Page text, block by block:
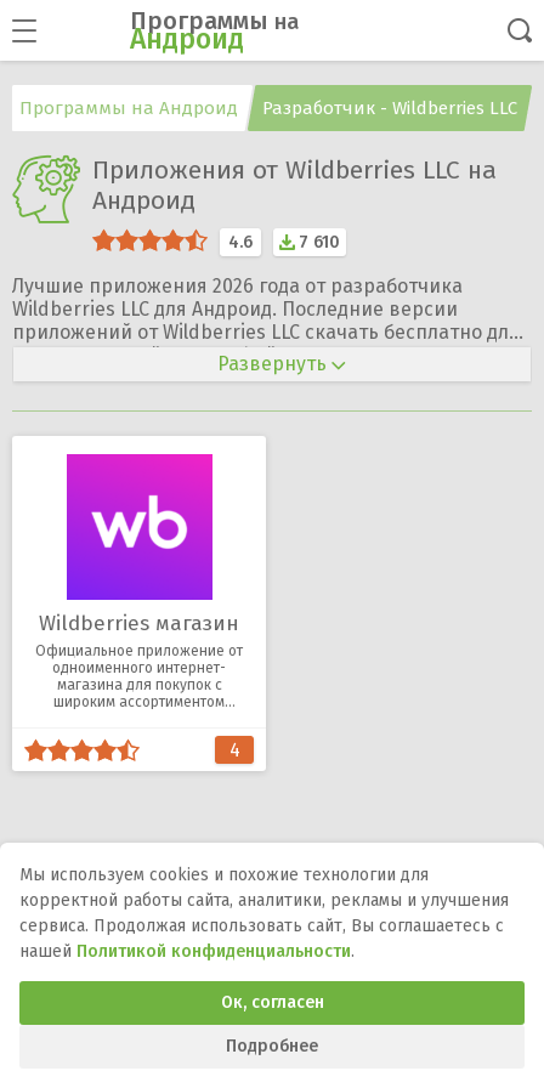
Программы на
Андроид
Программы на Андроид Разработчик - Wildberries LLC
Приложения от Wildberries LLC на
Андроид
4.6 7 610
Лучшие приложения 2026 года от разработчика
Wildberries LLC для Андроид. Последние версии
приложений от Wildberries LLC скачать бесплатно для
Андроид устройств APK файлы на русском языке.
Официальный сайт разработчика —
Развернуть
Wildberries магазин
Официальное приложение от
одноименного интернет-
магазина для покупок с
широким ассортиментом
4
Мы в соцсетях:
DMCA Правообладателям
Политика
конфиденциальности
Обратная связь
Программы и игры для телефона, планшета и ТВ на Андроид.
APK-файлы, описания, версии, обновления и загрузка.
Мы используем cookies и похожие технологии для
корректной работы сайта, аналитики, рекламы и улучшения
сервиса. Продолжая использовать сайт, Вы соглашаетесь с
нашей Политикой конфиденциальности.
Ок, согласен
Подробнее